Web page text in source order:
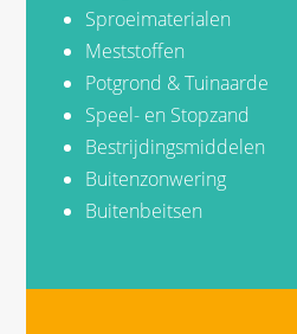
Sproeimaterialen
Meststoffen
Potgrond & Tuinaarde
Speel- en Stopzand
Bestrijdingsmiddelen
Buitenzonwering
Buitenbeitsen